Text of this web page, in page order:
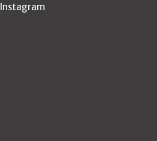
Instagram